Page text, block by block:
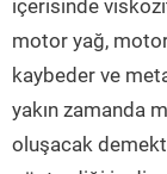
içerisinde
motor yağ,
kaybeder ve
yakın zamanda
oluşacak